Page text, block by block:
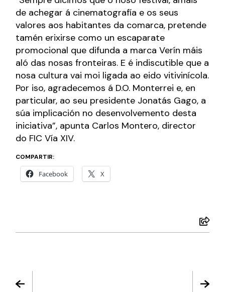
de achegar á cinematografía e os seus
valores aos habitantes da comarca, pretende
tamén erixirse como un escaparate
promocional que difunda a marca Verín máis
aló das nosas fronteiras. E é indiscutible que a
nosa cultura vai moi ligada ao eido vitivinícola.
Por iso, agradecemos á D.O. Monterrei e, en
particular, ao seu presidente Jonatás Gago, a
súa implicación no desenvolvemento desta
iniciativa”, apunta Carlos Montero, director
do FIC Vía XIV.
COMPARTIR:
Facebook X